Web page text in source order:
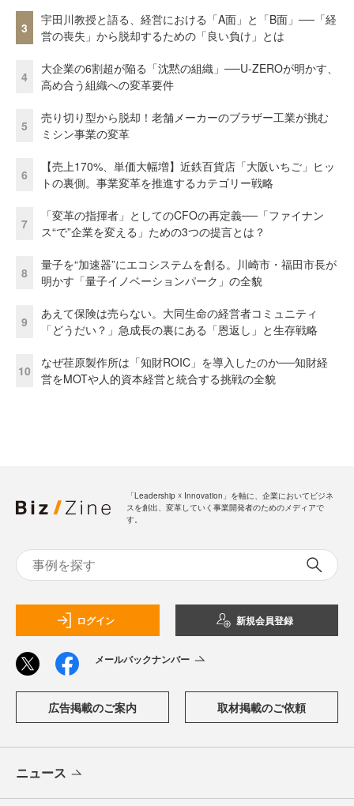
3
宇田川教授と語る、経営における「A面」と「B面」──「経
営の喪失」から脱却するための「良い負け」とは
4
大企業の6割超が陥る「沈黙の組織」──U-ZEROが明かす、
高め合う組織への変革要件
5
売り切り型から脱却！老舗メーカーのブラザー工業が挑む
ミシン事業の変革
6
【売上170%、単価大幅増】近鉄百貨店「大阪いちご」ヒッ
トの裏側。事業変革を推進するカテゴリー戦略
7
「変革の指揮者」としてのCFOの再定義──「ファイナン
ス“で”企業を変える」ための3つの提言とは？
8
量子を“加速器”にエコシステムを創る。川崎市・福田市長が
明かす「量子イノベーションパーク」の全貌
9
あえて保険は売らない。大同生命の経営者コミュニティ
「どうだい？」急成長の裏にある「恩返し」と生存戦略
10
なぜ荏原製作所は「知財ROIC」を導入したのか──知財経
営をMOTや人的資本経営と統合する挑戦の全貌
「Leadership ☓ Innovation」を軸に、企業においてビジネ
スを創出、変革していく事業開発者のためのメディアで
す。
ログイン 新規会員登録
メールバックナンバー
広告掲載のご案内 取材掲載のご依頼
ニュース